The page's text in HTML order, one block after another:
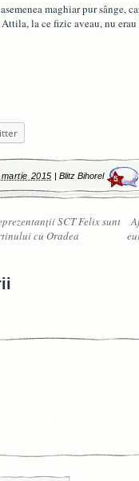
maghiar pur sânge,
la ce fizic aveau, nu
2015 | Blitz Bihorel 5
SCT Felix sunt
cu Oradea